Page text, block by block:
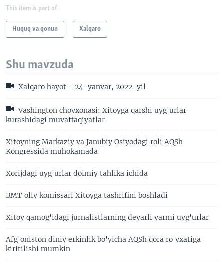
This item is part of
Huquq va qonun Xalqaro
Shu mavzuda
Xalqaro hayot - 24-yanvar, 2022-yil
Vashington choyxonasi: Xitoyga qarshi uyg'urlar
kurashidagi muvaffaqiyatlar
Xitoyning Markaziy va Janubiy Osiyodagi roli AQSh
Kongressida muhokamada
Xorijdagi uyg'urlar doimiy tahlika ichida
BMT oliy komissari Xitoyga tashrifini boshladi
Xitoy qamog'idagi jurnalistlarning deyarli yarmi uyg'urlar
Afg'oniston diniy erkinlik bo'yicha AQSh qora ro'yxatiga
kiritilishi mumkin